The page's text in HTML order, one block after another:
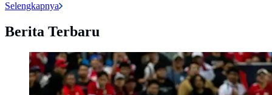
Selengkapnya
Berita Terbaru